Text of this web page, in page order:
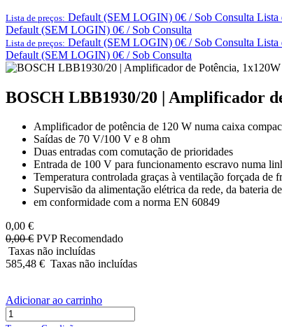
Lista de preços: Default (SEM LOGIN) 0€ / Sob Consulta Lista
Default (SEM LOGIN) 0€ / Sob Consulta
Lista de preços: Default (SEM LOGIN) 0€ / Sob Consulta Lista
Default (SEM LOGIN) 0€ / Sob Consulta
BOSCH LBB1930/20 | Amplificador
Amplificador de potência de 120 W numa caixa
Saídas de 70 V/100 V e 8 ohm
Duas entradas com comutação de prioridades
Entrada de 100 V para funcionamento escravo numa
Temperatura controlada graças à ventilação forçada de
Supervisão da alimentação elétrica da rede, da bateria
em conformidade com a norma EN 60849
0,00 €
0,00€ PVP Recomendado
Taxas não incluídas
585,48 € Taxas não incluídas
Adicionar ao carrinho